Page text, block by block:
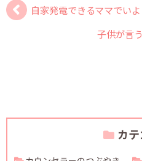
自家発電できるママでいよ
子供が言
カ